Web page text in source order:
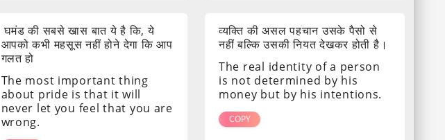
घमंड की सबसे खास बात ये है कि, ये
आपको कभी महसूस नहीं होने देगा कि आप
गलत हो
The most important thing
about pride is that it will
never let you feel that you are
wrong.
व्यक्ति की असल पहचान उसके पैसो से
नहीं बल्कि उसकी नियत देखकर होती है।
The real identity of a person
is not determined by his
money but by his intentions.
COPY